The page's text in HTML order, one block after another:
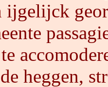
ijgelijck
heggen,